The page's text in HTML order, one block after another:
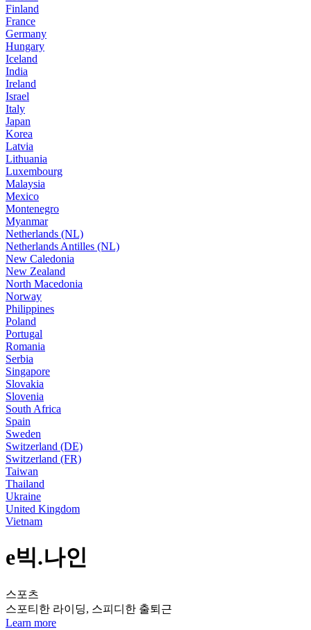
Finland
France
Germany
Hungary
Iceland
India
Ireland
Israel
Italy
Japan
Korea
Latvia
Lithuania
Luxembourg
Malaysia
Mexico
Montenegro
Myanmar
Netherlands (NL)
Netherlands Antilles (NL)
New Caledonia
New Zealand
North Macedonia
Norway
Philippines
Poland
Portugal
Romania
Serbia
Singapore
Slovakia
Slovenia
South Africa
Spain
Sweden
Switzerland (DE)
Switzerland (FR)
Taiwan
Thailand
Ukraine
United Kingdom
Vietnam
e빅.나인
스포츠
스포티한 라이딩, 스피디한 출퇴근
Learn more